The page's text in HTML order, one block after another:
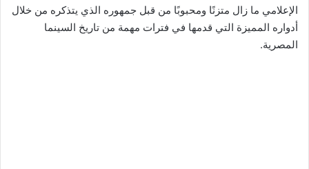
الإعلامي ما زال متزنًا ومحبوبًا من قبل جمهوره الذي يتذكره من خلال
أدواره المميزة التي قدمها في فترات مهمة من تاريخ السينما
المصرية.